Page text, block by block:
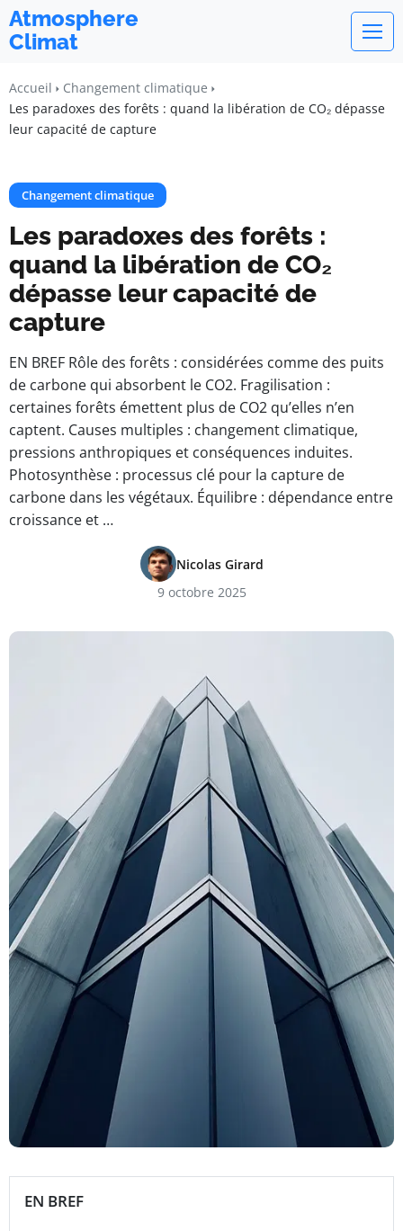
Atmosphere
Climat
Accueil
Changement climatique
Les paradoxes des forêts : quand la libération de CO₂ dépasse
leur capacité de capture
Changement climatique
Les paradoxes des forêts :
quand la libération de CO₂
dépasse leur capacité de
capture
EN BREF Rôle des forêts : considérées comme des puits
de carbone qui absorbent le CO2. Fragilisation :
certaines forêts émettent plus de CO2 qu’elles n’en
captent. Causes multiples : changement climatique,
pressions anthropiques et conséquences induites.
Photosynthèse : processus clé pour la capture de
carbone dans les végétaux. Équilibre : dépendance entre
croissance et …
Nicolas Girard
9 octobre 2025
EN BREF